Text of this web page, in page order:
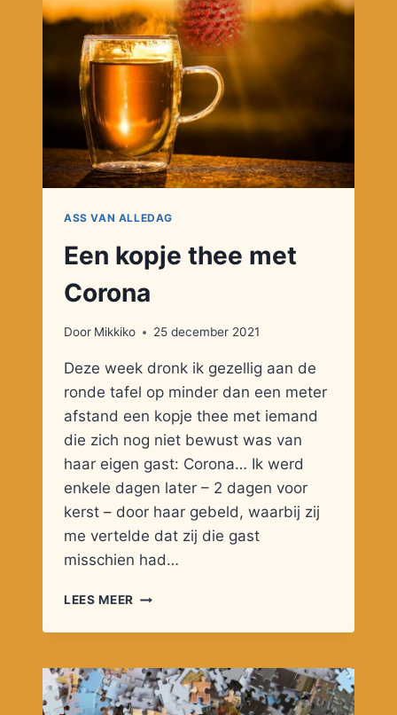
ASS VAN ALLEDAG
Een kopje thee met
Corona
Door Mikkiko 25 december 2021
Deze week dronk ik gezellig aan de
ronde tafel op minder dan een meter
afstand een kopje thee met iemand
die zich nog niet bewust was van
haar eigen gast: Corona… Ik werd
enkele dagen later – 2 dagen voor
kerst – door haar gebeld, waarbij zij
me vertelde dat zij die gast
misschien had…
LEES MEER EEN
THEE
CORONA